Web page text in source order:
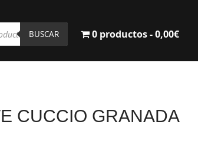
BUSCAR 0 productos 0,00€
CUCCIO GRANADA